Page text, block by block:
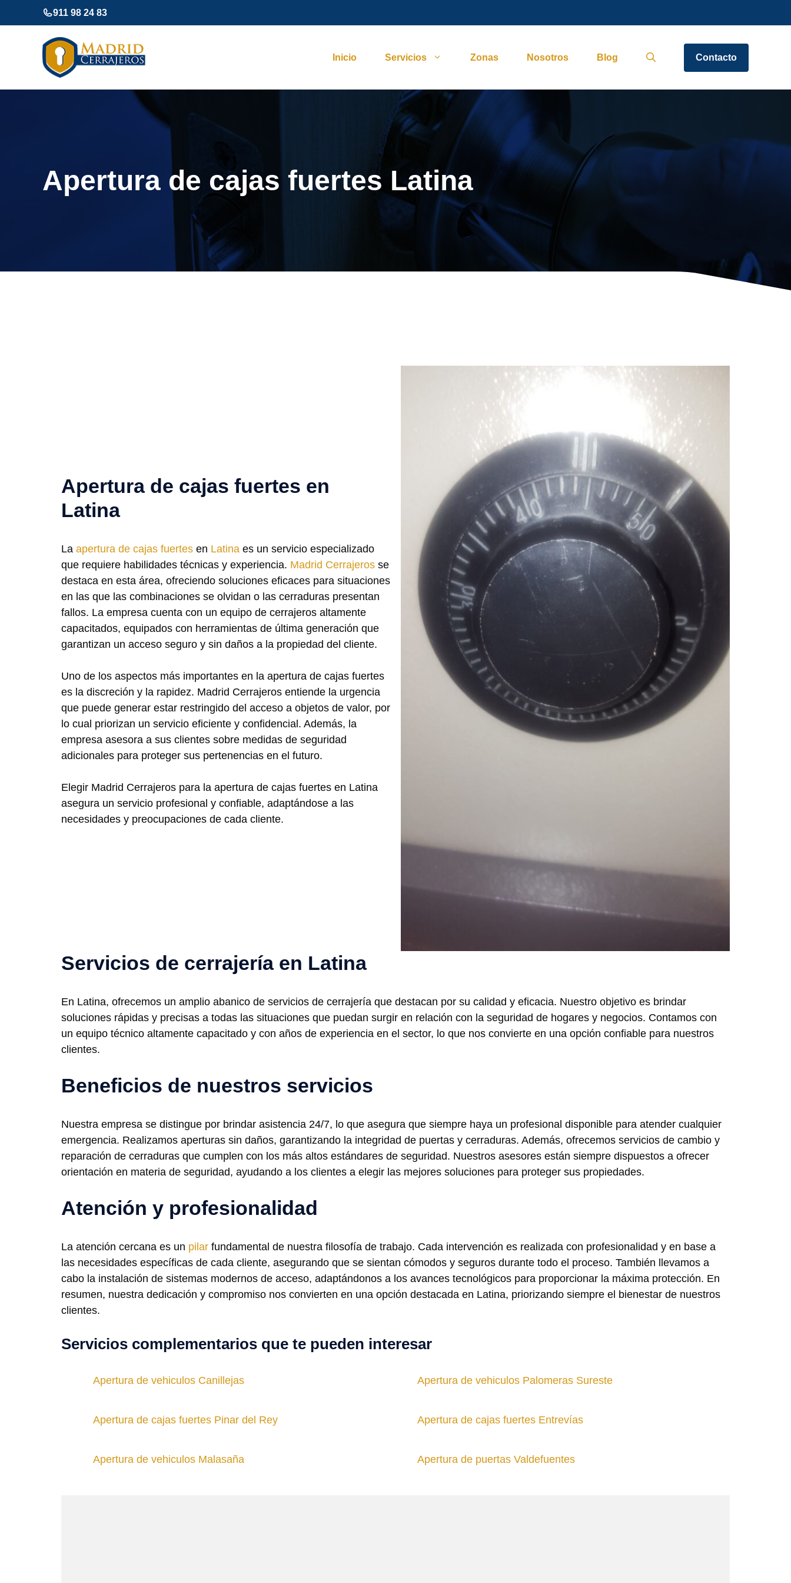
al
911 98 24 83
Inicio Servicios Zonas Nosotros Blog Contacto
Apertura de cajas fuertes Latina
Apertura de cajas fuertes en
Latina
La apertura de cajas fuertes en Latina es un servicio especializado
que requiere habilidades técnicas y experiencia. Madrid Cerrajeros se
destaca en esta área, ofreciendo soluciones eficaces para situaciones
en las que las combinaciones se olvidan o las cerraduras presentan
fallos. La empresa cuenta con un equipo de cerrajeros altamente
capacitados, equipados con herramientas de última generación que
garantizan un acceso seguro y sin daños a la propiedad del cliente.
Uno de los aspectos más importantes en la apertura de cajas fuertes
es la discreción y la rapidez. Madrid Cerrajeros entiende la urgencia
que puede generar estar restringido del acceso a objetos de valor, por
lo cual priorizan un servicio eficiente y confidencial. Además, la
empresa asesora a sus clientes sobre medidas de seguridad
adicionales para proteger sus pertenencias en el futuro.
Elegir Madrid Cerrajeros para la apertura de cajas fuertes en Latina
asegura un servicio profesional y confiable, adaptándose a las
necesidades y preocupaciones de cada cliente.
Servicios de cerrajería en Latina
En Latina, ofrecemos un amplio abanico de servicios de cerrajería que destacan por su calidad y eficacia. Nuestro objetivo es brindar
soluciones rápidas y precisas a todas las situaciones que puedan surgir en relación con la seguridad de hogares y negocios. Contamos con
un equipo técnico altamente capacitado y con años de experiencia en el sector, lo que nos convierte en una opción confiable para nuestros
clientes.
Beneficios de nuestros servicios
Nuestra empresa se distingue por brindar asistencia 24/7, lo que asegura que siempre haya un profesional disponible para atender cualquier
emergencia. Realizamos aperturas sin daños, garantizando la integridad de puertas y cerraduras. Además, ofrecemos servicios de cambio y
reparación de cerraduras que cumplen con los más altos estándares de seguridad. Nuestros asesores están siempre dispuestos a ofrecer
orientación en materia de seguridad, ayudando a los clientes a elegir las mejores soluciones para proteger sus propiedades.
Atención y profesionalidad
La atención cercana es un pilar fundamental de nuestra filosofía de trabajo. Cada intervención es realizada con profesionalidad y en base a
las necesidades específicas de cada cliente, asegurando que se sientan cómodos y seguros durante todo el proceso. También llevamos a
cabo la instalación de sistemas modernos de acceso, adaptándonos a los avances tecnológicos para proporcionar la máxima protección. En
resumen, nuestra dedicación y compromiso nos convierten en una opción destacada en Latina, priorizando siempre el bienestar de nuestros
clientes.
Servicios complementarios que te pueden interesar
Apertura de vehiculos Canillejas Apertura de vehiculos Palomeras Sureste
Apertura de cajas fuertes Pinar del Rey Apertura de cajas fuertes Entrevías
Apertura de vehiculos Malasaña Apertura de puertas Valdefuentes